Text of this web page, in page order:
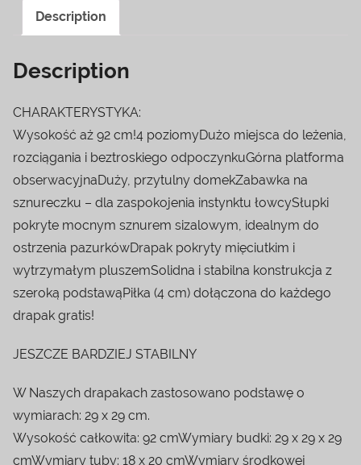
Description
Description
CHARAKTERYSTYKA:
Wysokość aż 92 cm!4 poziomyDużo miejsca do leżenia,
rozciągania i beztroskiego odpoczynkuGórna platforma
obserwacyjnaDuży, przytulny domekZabawka na
sznureczku – dla zaspokojenia instynktu łowcySłupki
pokryte mocnym sznurem sizalowym, idealnym do
ostrzenia pazurkówDrapak pokryty mięciutkim i
wytrzymałym pluszemSolidna i stabilna konstrukcja z
szeroką podstawąPiłka (4 cm) dołączona do każdego
drapak gratis!
JESZCZE BARDZIEJ STABILNY
W Naszych drapakach zastosowano podstawę o
wymiarach: 29 x 29 cm.
Wysokość całkowita: 92 cmWymiary budki: 29 x 29 x 29
cmWymiary tuby: 18 x 20 cmWymiary środkowej